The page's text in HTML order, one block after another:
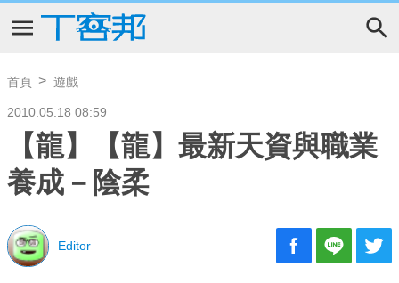
首頁 遊戲
2010.05.18 08:59
【龍】【龍】最新天資與職業
養成－陰柔
Editor